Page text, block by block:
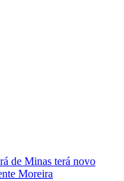
de Minas terá novo
Moreira